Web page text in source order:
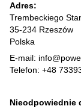
Adres:
Trembeckiego
35-234 Rzeszów
Polska
E-mail:
Telefon: +48
Nieodpowiednie